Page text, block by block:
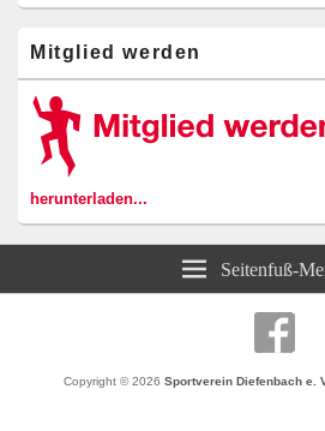
Mitglied werden
herunterladen...
Seitenfuß-
Copyright © 2026 Sportverein Diefenbach e.